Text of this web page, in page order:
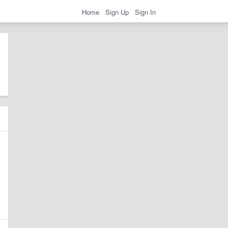
Home Sign Up Sign In